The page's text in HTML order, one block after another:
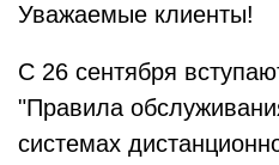
Уважаемые клиенты!
С 26 сентября
"Правила
системах